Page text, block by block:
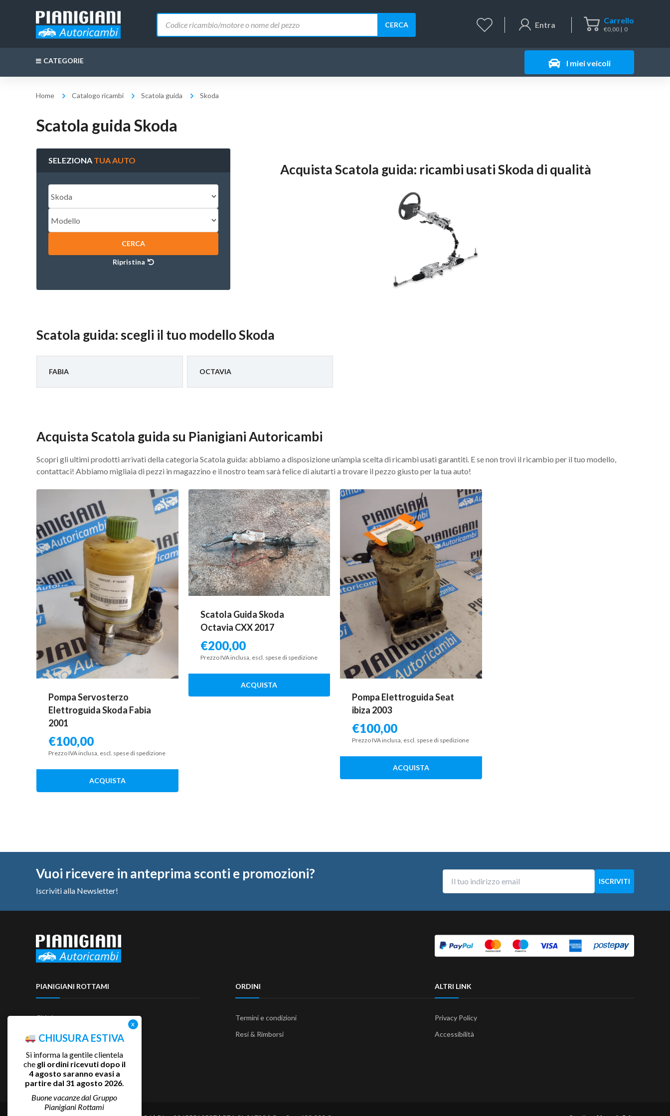
Carrello
€0,00 0
Entra
prodotti
CERCA
I miei veicoli
CATEGORIE
Home Catalogo ricambi Scatola guida Skoda
Scatola guida Skoda
SELEZIONA TUA AUTO
CERCA
Ripristina
Acquista Scatola guida: ricambi usati Skoda di qualità
Scatola guida: scegli il tuo modello Skoda
FABIA OCTAVIA
Acquista Scatola guida su Pianigiani Autoricambi
Scopri gli ultimi prodotti arrivati della categoria Scatola guida: abbiamo a disposizione un’ampia scelta di ricambi usati garantiti. E se non trovi il ricambio per il tuo modello,
contattaci! Abbiamo migliaia di pezzi in magazzino e il nostro team sarà felice di aiutarti a trovare il pezzo giusto per la tua auto!
Pompa Servosterzo
Elettroguida Skoda Fabia
2001
€100,00
Prezzo IVA inclusa, escl. spese di spedizione
ACQUISTA
Scatola Guida Skoda
Octavia CXX 2017
€200,00
Prezzo IVA inclusa, escl. spese di spedizione
ACQUISTA
Pompa Elettroguida Seat
ibiza 2003
€100,00
Prezzo IVA inclusa, escl. spese di spedizione
ACQUISTA
Vuoi ricevere in anteprima sconti e promozioni?
Iscriviti alla Newsletter!
PIANIGIANI ROTTAMI
Chi siamo
Contattaci
ORDINI
Termini e condizioni
Resi & Rimborsi
ALTRI LINK
Privacy Policy
Accessibilità
CHIUSURA ESTIVA
Si informa la gentile clientela
che gli ordini ricevuti dopo il
4 agosto saranno evasi a
partire dal 31 agosto 2026.
Buone vacanze dal Gruppo
Pianigiani Rottami